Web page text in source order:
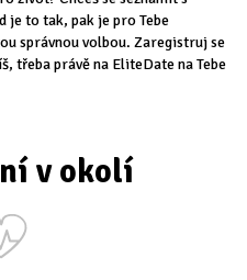
je to tak, pak je pro Tebe
správnou volbou. Zaregistruj se
třeba právě na EliteDate na Tebe
v okolí